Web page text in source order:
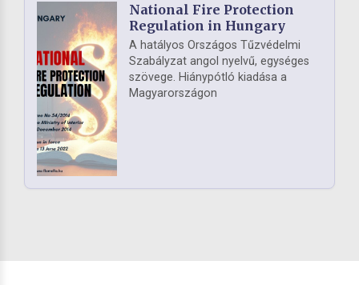
National Fire Protection
Regulation in Hungary
A hatályos Országos Tűzvédelmi
Szabályzat angol nyelvű, egységes
szövege. Hiánypótló kiadása a
Magyarországon